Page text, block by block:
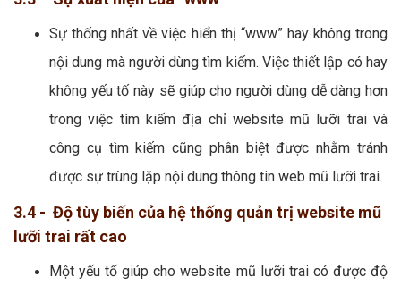
Sự thống nhất về việc hiển thị “www” hay không trong
nội dung mà người dùng tìm kiếm. Việc thiết lập có hay
không yếu tố này sẽ giúp cho người dùng dễ dàng hơn
trong việc tìm kiếm địa chỉ website mũ lưỡi trai và
công cụ tìm kiếm cũng phân biệt được nhằm tránh
được sự trùng lặp nội dung thông tin web mũ lưỡi trai.
3.4 - Độ tùy biến của hệ thống quản trị website mũ
lưỡi trai rất cao
Một yếu tố giúp cho website mũ lưỡi trai có được độ